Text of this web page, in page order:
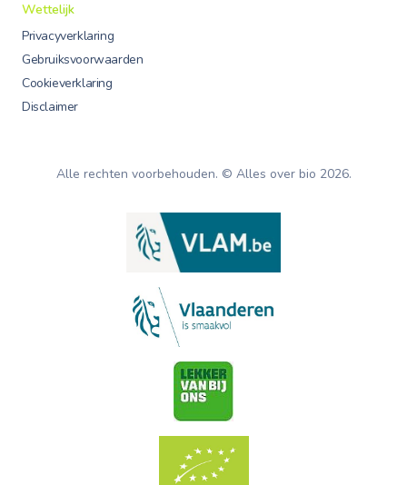
Wettelijk
Privacyverklaring
Gebruiksvoorwaarden
Cookieverklaring
Disclaimer
Alle rechten voorbehouden. © Alles over bio 2026.